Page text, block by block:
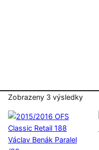
Zobrazeny 3 výsledkyS